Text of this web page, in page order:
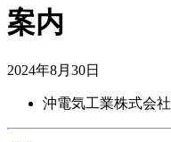
案内
2024年8月30日
沖電気工業株式会社